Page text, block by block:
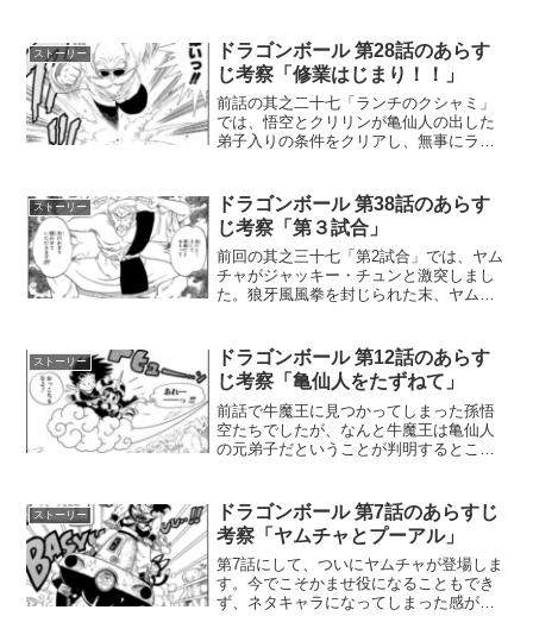
ストーリー
ドラゴンボール 第28話のあらす
じ考察「修業はじまり！！」
前話の其之二十七「ランチのクシャミ」
では、悟空とクリリンが亀仙人の出した
弟子入りの条件をクリアし、無事にラン
をすると凶暴な金髪の人格に変わってし
まうという厄介な体質があ...
ストーリー
ドラゴンボール 第38話のあらす
じ考察「第３試合」
前回の其之三十七「第2試合」では、ヤム
チャがジャッキー・チュンと激突しまし
た。狼牙風風拳を封じられた末、ヤムチ
何者なのか」という不穏な余韻を残した
まま、大会は次の試合へ...
ストーリー
ドラゴンボール 第12話のあらす
じ考察「亀仙人をたずねて」
前話で牛魔王に見つかってしまった孫悟
空たちでしたが、なんと牛魔王は亀仙人
の元弟子だということが判明するところ
孫悟飯で、二番弟子が牛魔王とのこと。
しかし孫悟飯は分かりま...
ストーリー
ドラゴンボール 第7話のあらすじ
考察「ヤムチャとプーアル」
第7話にして、ついにヤムチャが登場しま
す。今でこそかませ役になることもでき
ず、ネタキャラになってしまった感があ